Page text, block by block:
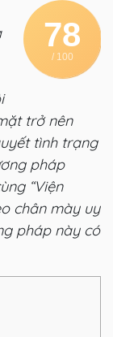
78
/ 100
trở nên
tình trạng
pháp
“Viện
chân mày uy
pháp này có